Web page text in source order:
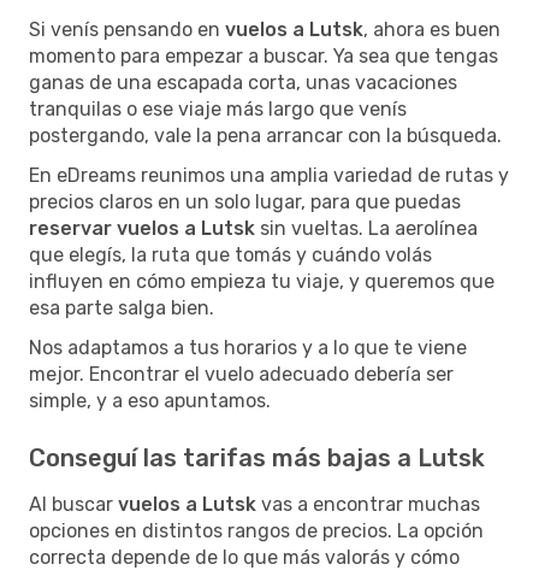
Si venís pensando en vuelos a Lutsk, ahora es buen
momento para empezar a buscar. Ya sea que tengas
ganas de una escapada corta, unas vacaciones
tranquilas o ese viaje más largo que venís
postergando, vale la pena arrancar con la búsqueda.
En eDreams reunimos una amplia variedad de rutas y
precios claros en un solo lugar, para que puedas
reservar vuelos a Lutsk sin vueltas. La aerolínea
que elegís, la ruta que tomás y cuándo volás
influyen en cómo empieza tu viaje, y queremos que
esa parte salga bien.
Nos adaptamos a tus horarios y a lo que te viene
mejor. Encontrar el vuelo adecuado debería ser
simple, y a eso apuntamos.
Conseguí las tarifas más bajas a Lutsk
Al buscar vuelos a Lutsk vas a encontrar muchas
opciones en distintos rangos de precios. La opción
correcta depende de lo que más valorás y cómo